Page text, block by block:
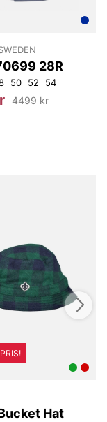
28R
50 52 54
4499 kr
Hat